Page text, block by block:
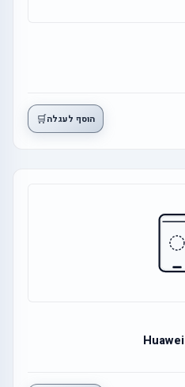
הוסף לעגלה🛒